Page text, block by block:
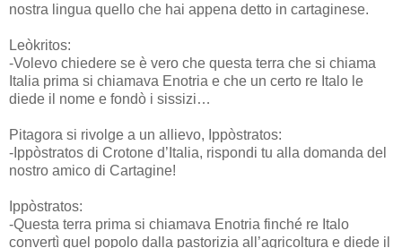
nostra lingua quello che hai appena detto in cartaginese.
Leòkritos:
-Volevo chiedere se è vero che questa terra che si chiama
Italia prima si chiamava Enotria e che un certo re Italo le
diede il nome e fondò i sissizi…
Pitagora si rivolge a un allievo, Ippòstratos:
-Ippòstratos di Crotone d’Italia, rispondi tu alla domanda del
nostro amico di Cartagine!
Ippòstratos:
-Questa terra prima si chiamava Enotria finché re Italo
convertì quel popolo dalla pastorizia all’agricoltura e diede il